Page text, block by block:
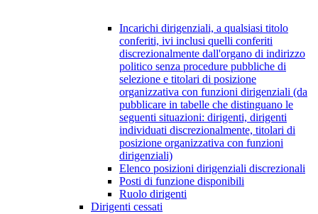
Incarichi dirigenziali, a qualsiasi titolo
conferiti, ivi inclusi quelli conferiti
discrezionalmente dall'organo di indirizzo
politico senza procedure pubbliche di
selezione e titolari di posizione
organizzativa con funzioni dirigenziali (da
pubblicare in tabelle che distinguano le
seguenti situazioni: dirigenti, dirigenti
individuati discrezionalmente, titolari di
posizione organizzativa con funzioni
dirigenziali)
Elenco posizioni dirigenziali discrezionali
Posti di funzione disponibili
Ruolo dirigenti
Dirigenti cessati